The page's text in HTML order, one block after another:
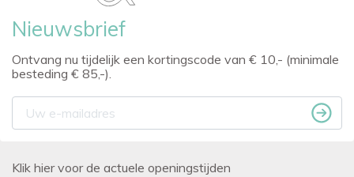
Nieuwsbrief
Ontvang nu tijdelijk een kortingscode van € 10,- (minimale
besteding € 85,-).
Klik hier voor de actuele openingstijden